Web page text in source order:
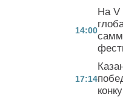
14:00
На V
17:14